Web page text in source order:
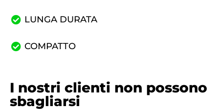
LUNGA DURATA
COMPATTO
I nostri clienti non possono
sbagliarsi